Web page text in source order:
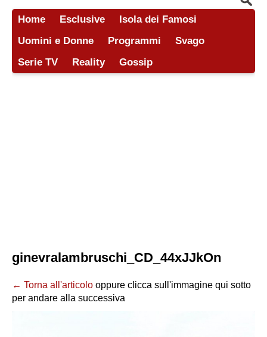
Home Esclusive
Isola dei Famosi
Uomini e Donne
Programmi
Svago
Serie TV
Reality Gossip
ginevralambruschi_CD_44xJJkOn
← Torna all'articolo oppure clicca sull'immagine qui sotto
per andare alla successiva